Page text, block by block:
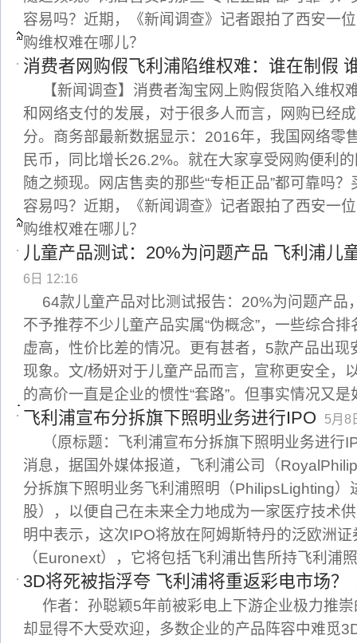
容易吗？近期，《新闻调查》记者跟拍了西安一
购维权难在哪儿？
消费者网购假飞利浦陷维权难：谁在制假
【新闻调查】消费者淘宝网上购假货陷入维权
和网络支付的发展，对于很多人而言，网购已经
分。商务部最新数据显示：2016年，我国网络零
民币，同比增长26.2%。就在大家享受网购便利
随之频现。网店售卖的那些“专柜正品”都可靠吗
容易吗？近期，《新闻调查》记者跟拍了西安一
购维权难在哪儿？
儿童产品测试：20%为问题产品 飞利浦儿
6日 12:16
64款儿童产品对比测试报告：20%为问题产品
不予推荐不少儿童产品实属“伪概念”，一些综合排
虚高，性价比差的情况。更有甚者，5款产品出现
现象。文/杨妍对于儿童产品而言，宣称更安全，
的高价一直是企业的惯性“套路”。但事实情况又是
飞利浦宣布分拆旗下照明业务进行IPO 5月8
（原标题：飞利浦宣布分拆旗下照明业务进行
消息，据国外媒体报道，飞利浦公司（
分拆旗下照明业务飞利浦照明（PhilipsLighting）
股），以便自己在未来全力地成为一家医疗技术
明中表示，这次IPO将放在阿姆斯特丹的泛欧洲证
（Euronext），它将包括飞利浦出售所持飞利浦
3D将死被指浮夸 飞利浦将重返彩电市场？
作者：孙聪颖5年前被彩电上下游企业极力推
却显得不大受欢迎，多数企业的产品阵容中难觅